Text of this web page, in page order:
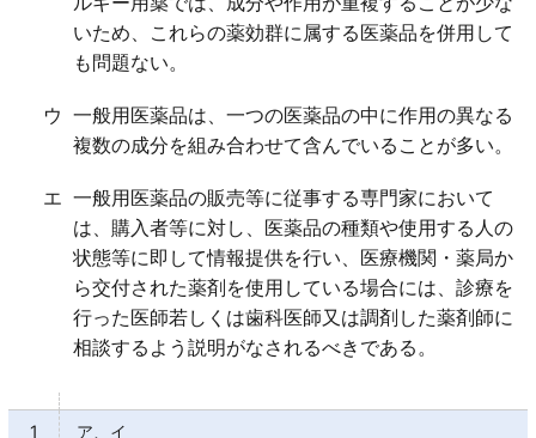
いため、これらの薬効群に属する医薬品を併用して
も問題ない。
ウ 一般用医薬品は、一つの医薬品の中に作用の異なる
複数の成分を組み合わせて含んでいることが多い。
エ 一般用医薬品の販売等に従事する専門家において
は、購入者等に対し、医薬品の種類や使用する人の
状態等に即して情報提供を行い、医療機関・薬局か
ら交付された薬剤を使用している場合には、診療を
行った医師若しくは歯科医師又は調剤した薬剤師に
相談するよう説明がなされるべきである。
1 ア、イ